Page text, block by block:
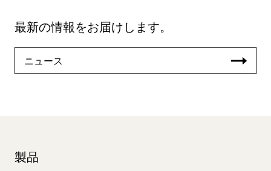
最新の情報をお届けします。
ニュース
製品